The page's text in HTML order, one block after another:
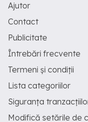
Ajutor
Contact
Publicitate
Întrebări frecvente
Termeni și condiții
Lista categoriilor
Siguranța
Modifică setările de